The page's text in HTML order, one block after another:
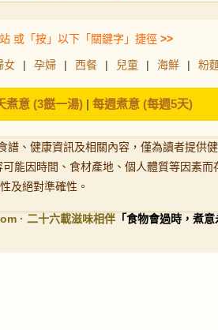
或「按」以下「關鍵字」捷徑 >>
女 | 孕婦 | 西餐 | 兒童 | 海鮮 | 粉
煮意 (3餸一湯)| 每週煮意 (每週5天)
譜、健康資訊及相關內容，僅為讀者提供
能因時間、食材產地、個人體質等因素而
及絕對準確性。
· 二十六載滋味相伴 「食物會過時，煮意